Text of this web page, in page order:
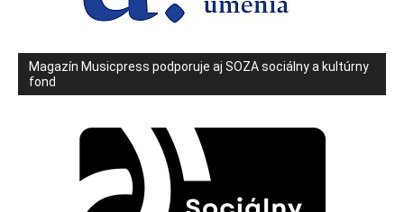
Magazín Musicpress podporuje aj SOZA sociálny a kultúrny
fond